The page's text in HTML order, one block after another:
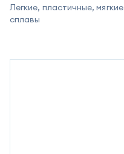
Легкие, пластичные, мягкие
сплавы